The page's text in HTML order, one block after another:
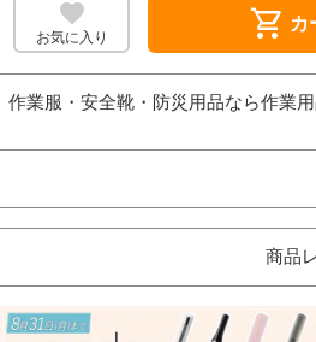
お気に入り shopping_cart カ
作業服・安全靴・防災用品なら作業
商品